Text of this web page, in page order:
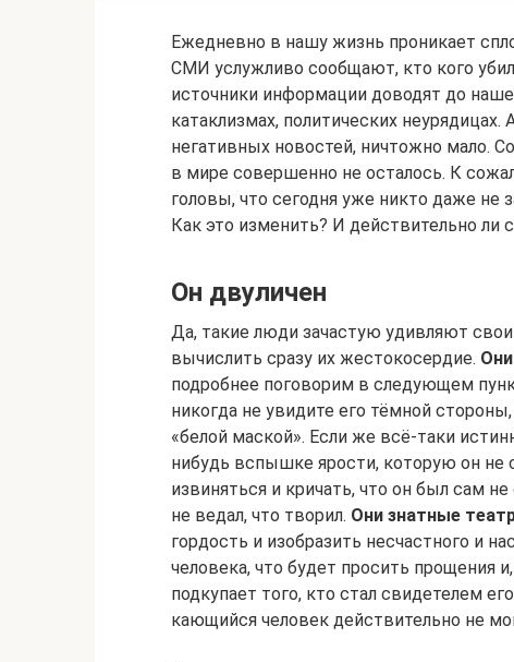
Ежедневно в нашу жизнь проникает
СМИ услужливо сообщают, кто кого
источники информации доводят до
катаклизмах, политических
негативных новостей, ничтожно мало.
в мире совершенно не осталось. К
головы, что сегодня уже никто даже
Как это изменить? И действительно ли
Он двуличен
Да, такие люди зачастую удивляют
вычислить сразу их жестокосердие.
подробнее поговорим в следующем
никогда не увидите его тёмной
«белой маской». Если же всё-таки
нибудь вспышке ярости, которую он не
извиняться и кричать, что он был сам
не ведал, что творил. Они знатные
гордость и изобразить несчастного и
человека, что будет просить прощения
подкупает того, кто стал свидетелем
кающийся человек действительно не